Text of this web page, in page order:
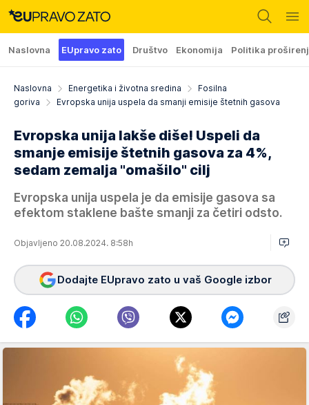
Naslovna EUpravo zato Društvo Ekonomija Politika
Naslovna Energetika i životna sredina
Fosilna
goriva
Evropska unija uspela da smanji emisije štetnih gasova
Evropska unija lakše diše! Uspeli da
smanje emisije štetnih gasova za 4%,
sedam zemalja "omašilo" cilj
Evropska unija uspela je da emisije gasova sa
efektom staklene bašte smanji za četiri odsto.
Objavljeno 20.08.2024. 8:58h
Dodajte EUpravo zato u vaš Google izbor